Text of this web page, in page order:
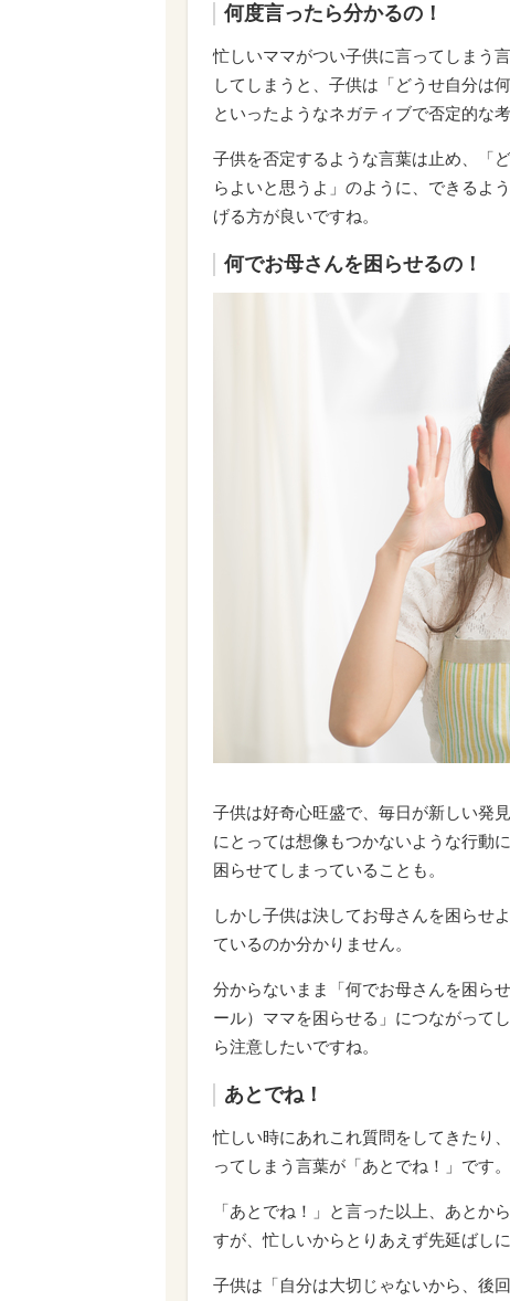
何度言ったら分かるの！
忙しいママがつい子供に言ってしまう
してしまうと、子供は「どうせ自分は
といったようなネガティブで否定的な
子供を否定するような言葉は止め、「
らよいと思うよ」のように、できるよ
げる方が良いですね。
何でお母さんを困らせるの！
子供は好奇心旺盛で、毎日が新しい発
にとっては想像もつかないような行動
困らせてしまっていることも。
しかし子供は決してお母さんを困らせ
ているのか分かりません。
分からないまま「何でお母さんを困ら
ール）ママを困らせる」につながって
ら注意したいですね。
あとでね！
忙しい時にあれこれ質問をしてきたり
ってしまう言葉が「あとでね！」です。
「あとでね！」と言った以上、あとか
すが、忙しいからとりあえず先延ばし
子供は「自分は大切じゃないから、後